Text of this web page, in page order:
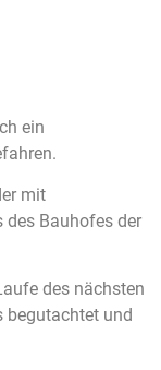
ein
mit
des Bauhofes der
des nächsten
begutachtet und